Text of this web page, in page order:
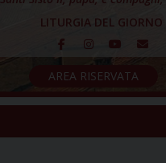
LITURGIA DEL GIORNO
AREA RISERVATA